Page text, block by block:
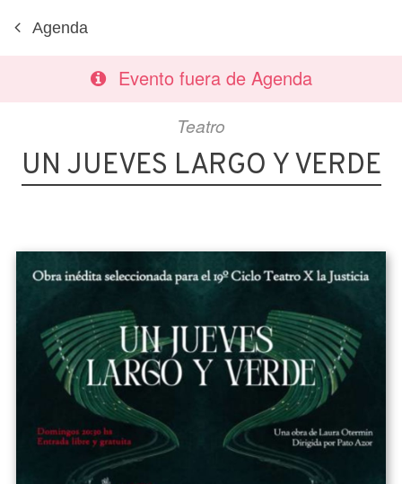
Agenda
Evento fuera de Agenda
Teatro
UN JUEVES LARGO Y VERDE